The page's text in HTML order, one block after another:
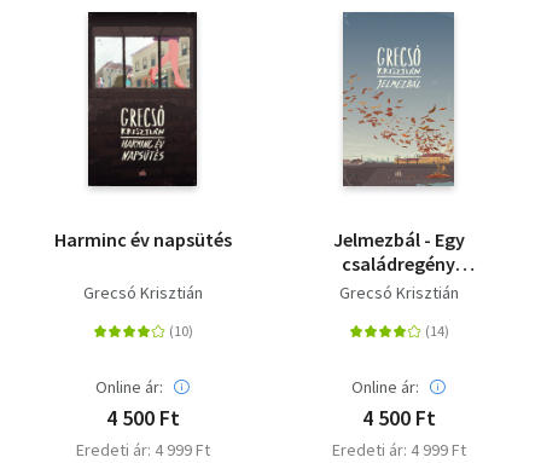
Harminc év napsütés
Grecsó Krisztián
Online ár:
4 500 Ft
Eredeti ár: 4 999 Ft
Jelmezbál - Egy
családregény
mozaikjai
Grecsó Krisztián
Online ár:
4 500 Ft
Eredeti ár: 4 999 Ft